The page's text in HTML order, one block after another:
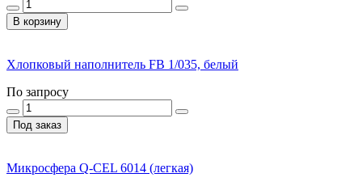
В корзину
Хлопковый наполнитель FB 1/035, белый
По запросу
Под заказ
Микросфера Q-CEL 6014 (легкая)